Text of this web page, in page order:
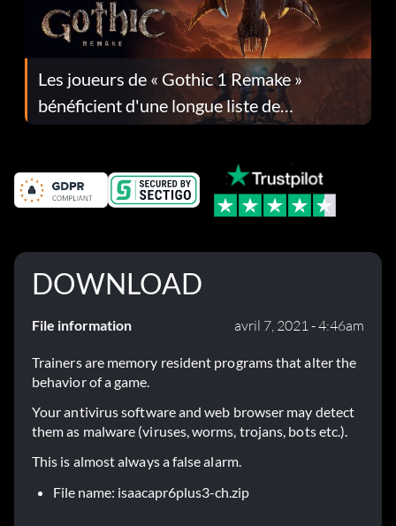
Les joueurs de « Gothic 1 Remake »
bénéficient d'une longue liste de
corrections dans la mise à jour 1.0.4
DOWNLOAD
File information avril 7, 2021 - 4:46am
Trainers are memory resident programs that alter the
behavior of a game.
Your antivirus software and web browser may detect
them as malware (viruses, worms, trojans, bots etc.).
This is almost always a false alarm.
File name: isaacapr6plus3-ch.zip